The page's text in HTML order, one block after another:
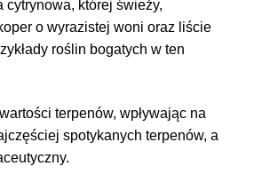
której świeży,
o wyrazistej woni oraz liście
roślin bogatych w ten
terpenów, wpływając na
spotykanych terpenów, a